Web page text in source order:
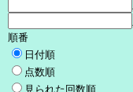
順番
日付順
点数順
見られた回数順